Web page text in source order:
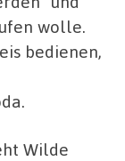
wolle.
bedienen,
Wilde